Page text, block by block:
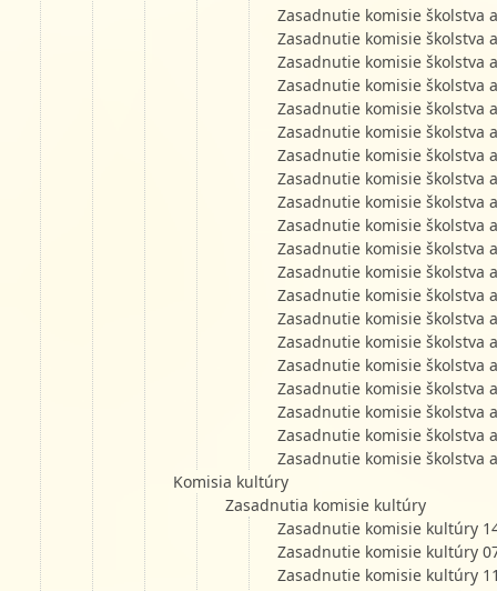
Zasadnutie komisie školstva
Zasadnutie komisie školstva
Zasadnutie komisie školstva
Zasadnutie komisie školstva
Zasadnutie komisie školstva
Zasadnutie komisie školstva
Zasadnutie komisie školstva
Zasadnutie komisie školstva
Zasadnutie komisie školstva
Zasadnutie komisie školstva
Zasadnutie komisie školstva
Zasadnutie komisie školstva
Zasadnutie komisie školstva
Zasadnutie komisie školstva
Zasadnutie komisie školstva
Zasadnutie komisie školstva
Zasadnutie komisie školstva
Zasadnutie komisie školstva
Zasadnutie komisie školstva
Zasadnutie komisie školstva
Komisia kultúry
Zasadnutia komisie kultúry
Zasadnutie komisie kultúry
Zasadnutie komisie kultúry
Zasadnutie komisie kultúry